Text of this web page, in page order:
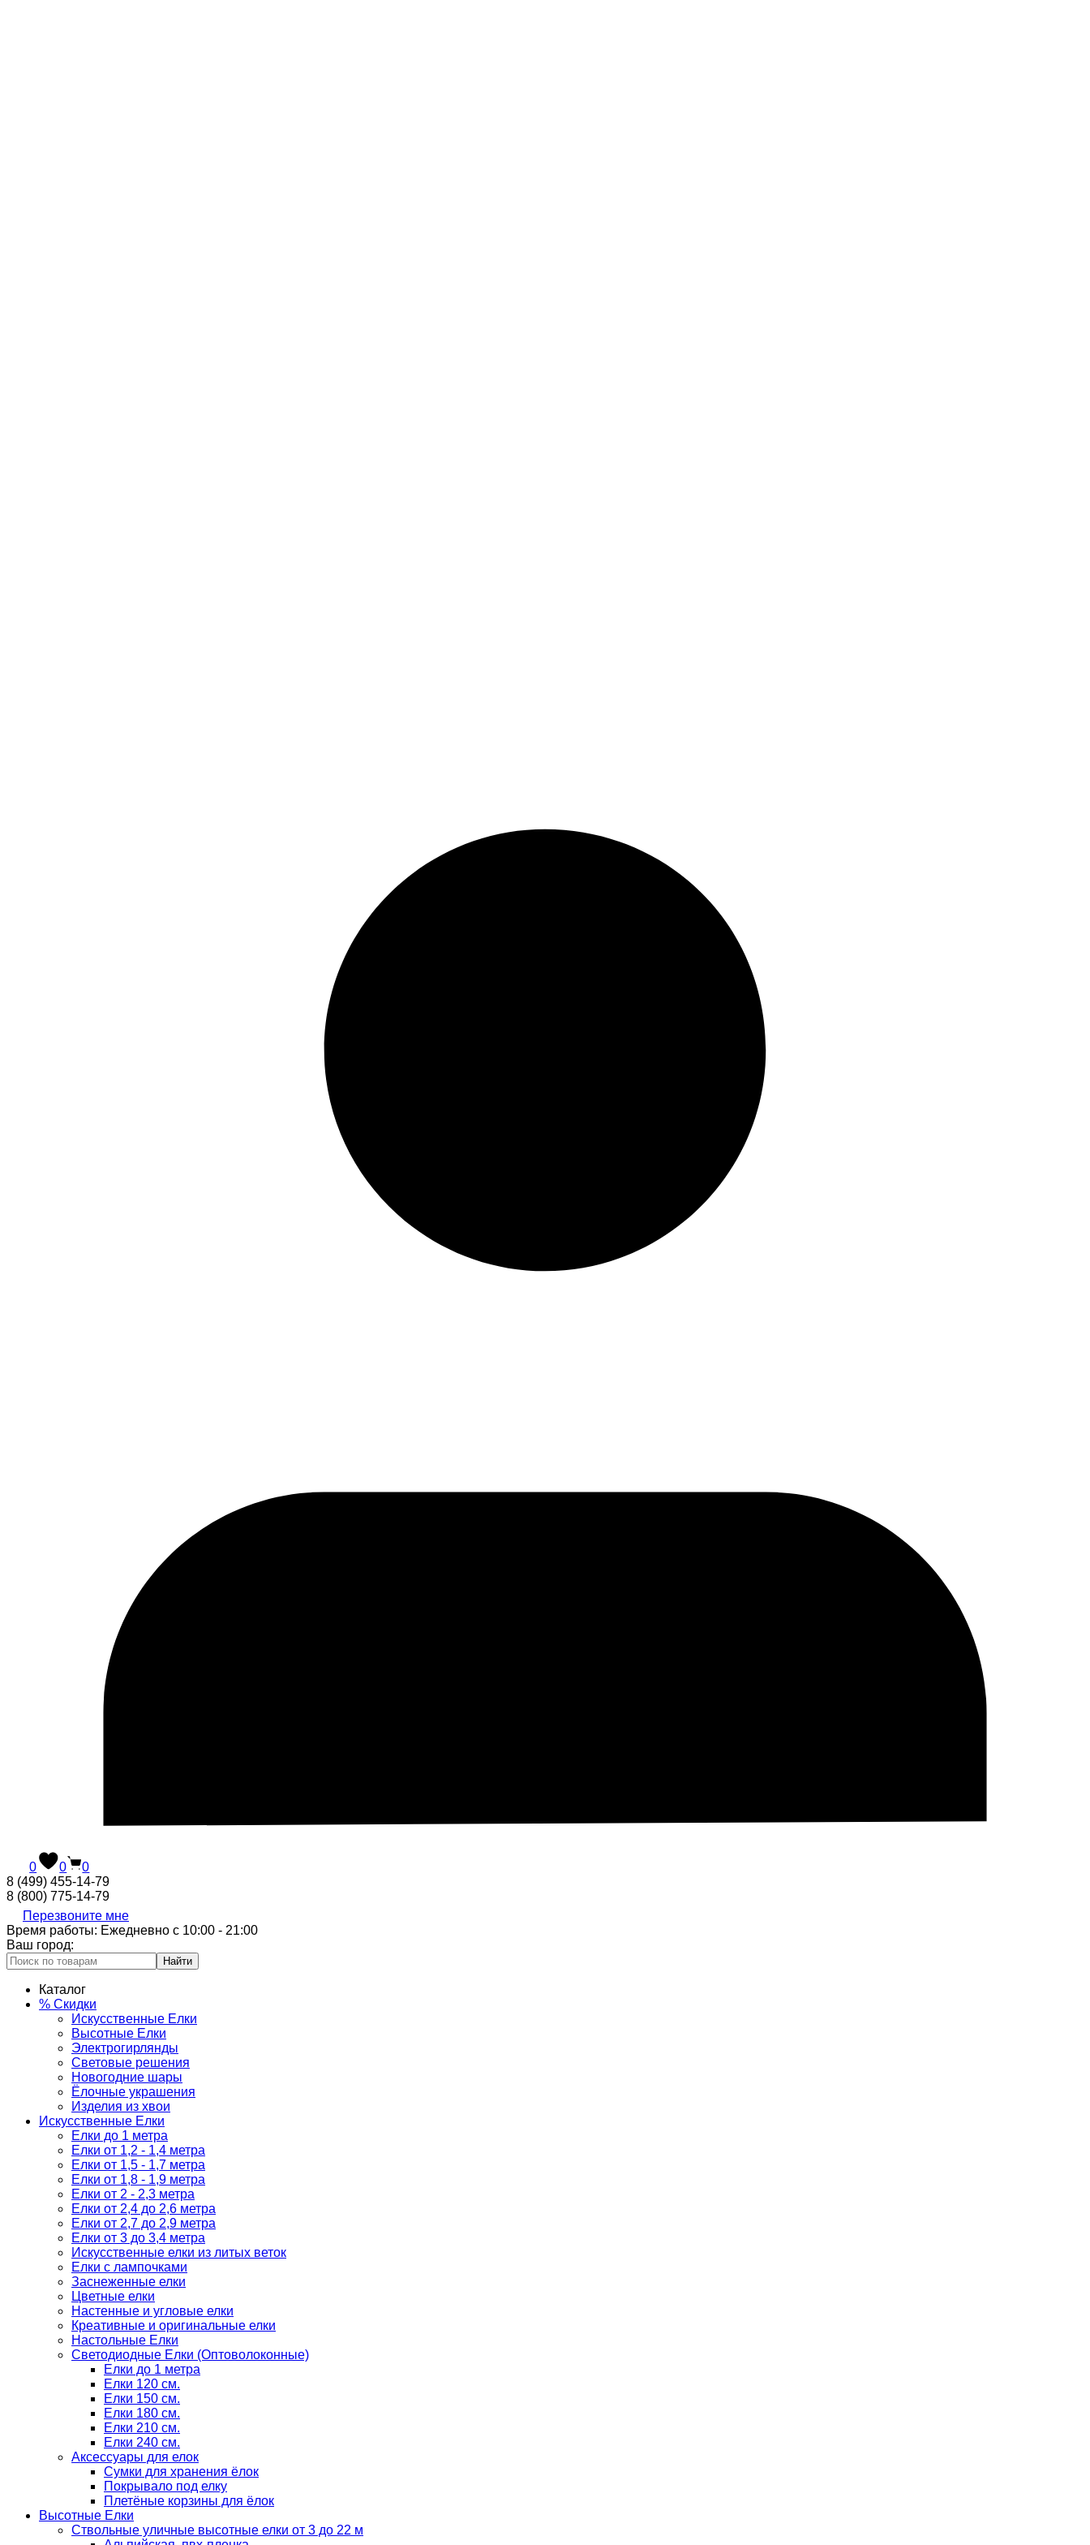
0 0
0
8 (499) 455-14-79
8 (800) 775-14-79
Перезвоните мне
Время работы: Ежедневно с 10:00 - 21:00
Ваш город:
Найти
Каталог
% Скидки
Искусственные Елки
Высотные Елки
Электрогирлянды
Световые решения
Новогодние шары
Ёлочные украшения
Изделия из хвои
Искусственные Елки
Елки до 1 метра
Елки от 1,2 - 1,4 метра
Елки от 1,5 - 1,7 метра
Елки от 1,8 - 1,9 метра
Елки от 2 - 2,3 метра
Елки от 2,4 до 2,6 метра
Елки от 2,7 до 2,9 метра
Елки от 3 до 3,4 метра
Искусственные елки из литых веток
Елки с лампочками
Заснеженные елки
Цветные елки
Настенные и угловые елки
Креативные и оригинальные елки
Настольные Елки
Светодиодные Елки (Оптоволоконные)
Елки до 1 метра
Елки 120 см.
Елки 150 см.
Елки 180 см.
Елки 210 см.
Елки 240 см.
Аксессуары для елок
Сумки для хранения ёлок
Покрывало под елку
Плетёные корзины для ёлок
Высотные Елки
Ствольные уличные высотные елки от 3 до 22 м